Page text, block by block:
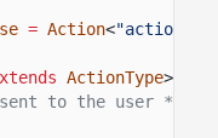
= Action<"action"
ActionType> {
to the user */